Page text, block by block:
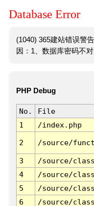
Database Error
(1040) 365建站错误警
因：1、数据库密码不
PHP Debug
No. File
1
/index.php
2 /source/
3 /source/
4
/source/
5
/source/
6
/source/